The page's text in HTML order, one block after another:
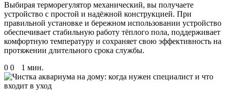
Выбирая терморегулятор механический, вы получаете
устройство с простой и надёжной конструкцией. При
правильной установке и бережном использовании устройство
обеспечивает стабильную работу тёплого пола, поддерживает
комфортную температуру и сохраняет свою эффективность на
протяжении длительного срока службы.
0 0 1 мин.